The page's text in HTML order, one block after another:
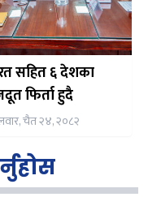
सहित ६ देशका
फिर्ता हुदै
चैत २४, २०८२